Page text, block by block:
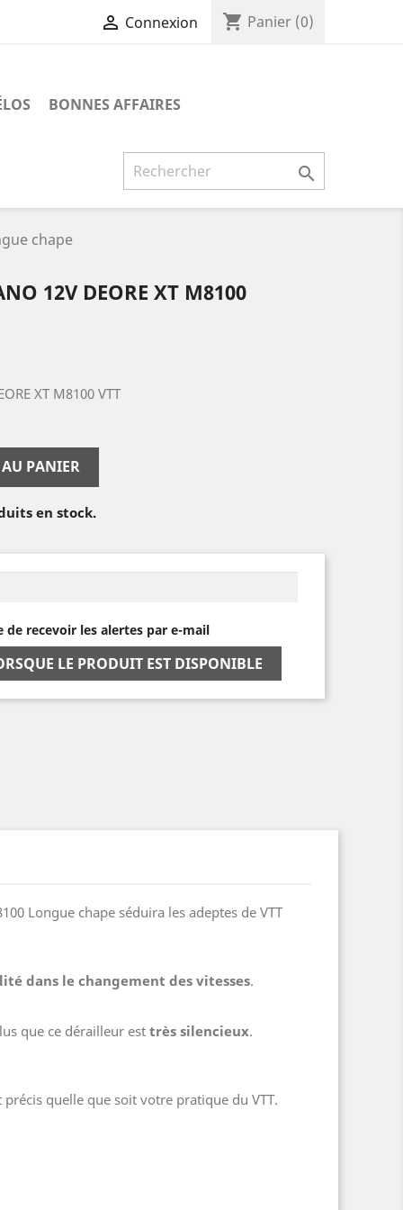
 Connexion shopping_cart Panier (0)
BONNES AFFAIRES

chape
12V DEORE XT M8100
XT M8100 VTT
PANIER
en stock.
de recevoir les alertes par e-mail
LE PRODUIT EST DISPONIBLE
Longue chape séduira les adeptes de VTT
dans le changement des vitesses.
que ce dérailleur est très silencieux.
quelle que soit votre pratique du VTT.